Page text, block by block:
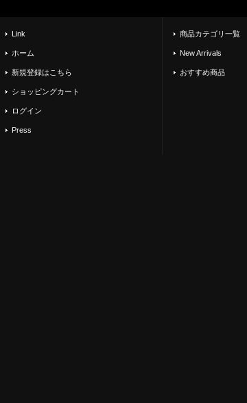
Link
ホーム
新規登録はこちら
ショッピングカート
ログイン
Press
商品カテゴリ一覧
New Arrivals
おすすめ商品